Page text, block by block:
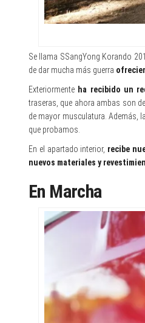
Se llama SSangYong Korando
de dar mucha más guerra
Exteriormente ha recibido un
traseras, que ahora ambas son
de mayor musculatura. Además,
que probamos.
En el apartado interior, recibe
nuevos materiales y
En Marcha